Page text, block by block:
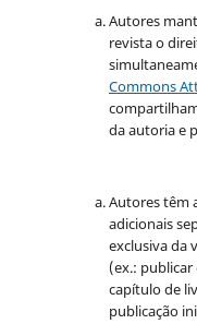
Autores
revista o
Commons
da autoria e
Autores têm
adicionais
exclusiva da
(ex.:
capítulo de
publicação